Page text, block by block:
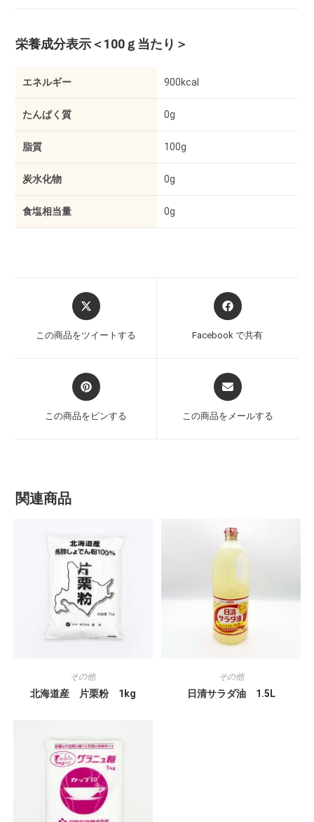
栄養成分表示＜100ｇ当たり＞
エネルギー 900kcal
たんぱく質 0g
脂質 100g
炭水化物 0g
食塩相当量 0g
この商品をツイートする Facebook で共有
この商品をピンする この商品をメールする
関連商品
その他
北海道産 片栗粉 1kg
その他
日清サラダ油 1.5L